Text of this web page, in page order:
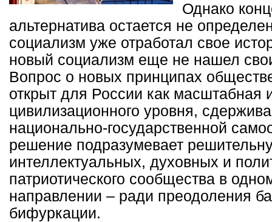
Однако
альтернатива остается не
социализм уже отработал свое
новый социализм еще не нашел
Вопрос о новых принципах
открыт для России как масштабная
цивилизационного уровня,
национально-государственной
решение подразумевает
интеллектуальных, духовных и
патриотического сообщества в
направлении – ради преодоления
бифуркации.